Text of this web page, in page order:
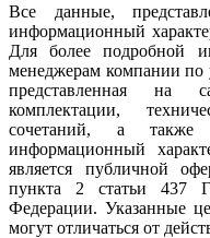
Все данные,
информационный
Для более подробной
менеджерам компании по
представленная на
комплектации,
сочетаний, а также
информационный
является публичной
пункта 2 статьи 437
Федерации. Указанные
могут отличаться от